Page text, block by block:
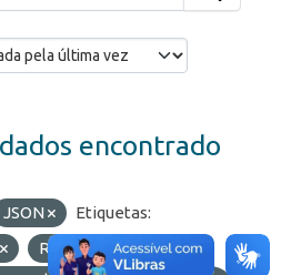
encontrado
JSON
Etiquetas:
ROF
Licenças: